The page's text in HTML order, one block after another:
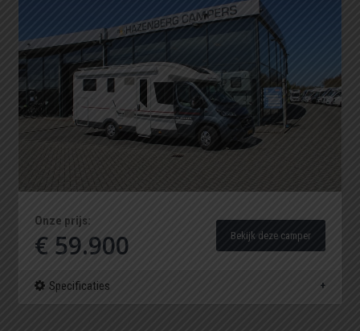
Onze prijs:
€ 59.900 Bekijk deze camper
Specificaties